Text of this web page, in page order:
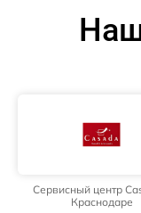
Сервисный центр
Краснодаре